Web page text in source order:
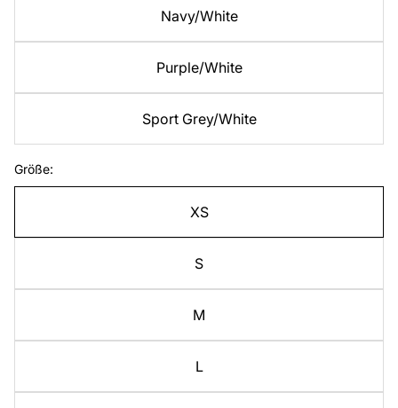
Navy/White
Purple/White
Sport Grey/White
Größe:
XS
S
M
L